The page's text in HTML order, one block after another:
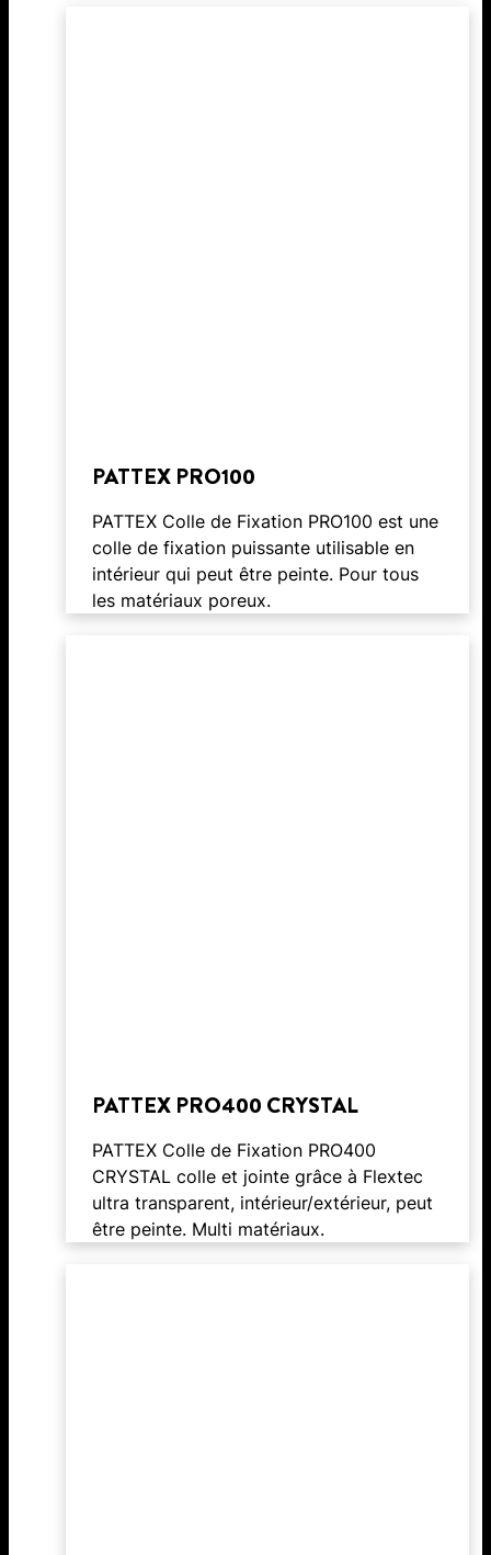
PATTEX PRO100
PATTEX Colle de Fixation PRO100 est une
colle de fixation puissante utilisable en
intérieur qui peut être peinte. Pour tous
les matériaux poreux.
PATTEX PRO400 CRYSTAL
PATTEX Colle de Fixation PRO400
CRYSTAL colle et jointe grâce à Flextec
ultra transparent, intérieur/extérieur, peut
être peinte. Multi matériaux.